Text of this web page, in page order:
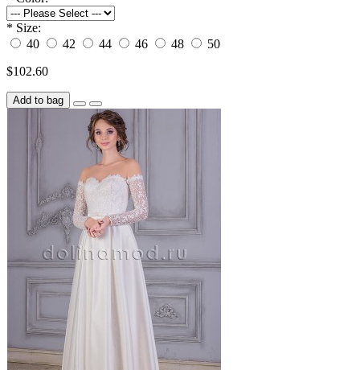
* Size:
40
42 44 46 48
50
$102.60
Add to bag